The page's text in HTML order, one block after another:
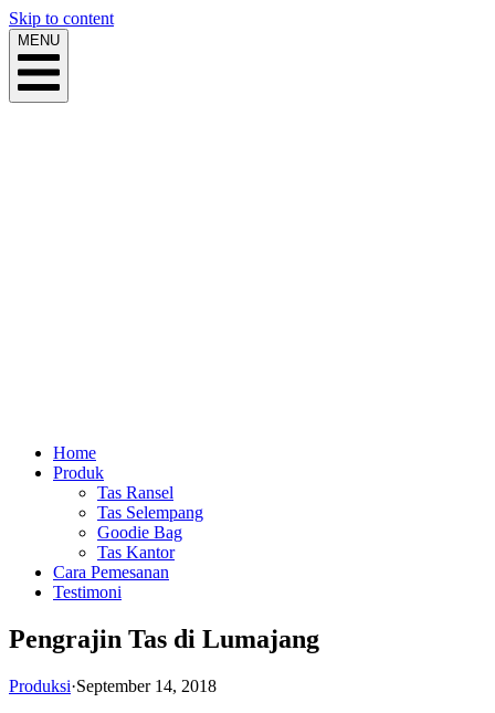
Skip to content
MENU
Home
Produk
Tas Ransel
Tas Selempang
Goodie Bag
Tas Kantor
Cara Pemesanan
Testimoni
Pengrajin Tas di Lumajang
Produksi·September 14, 2018